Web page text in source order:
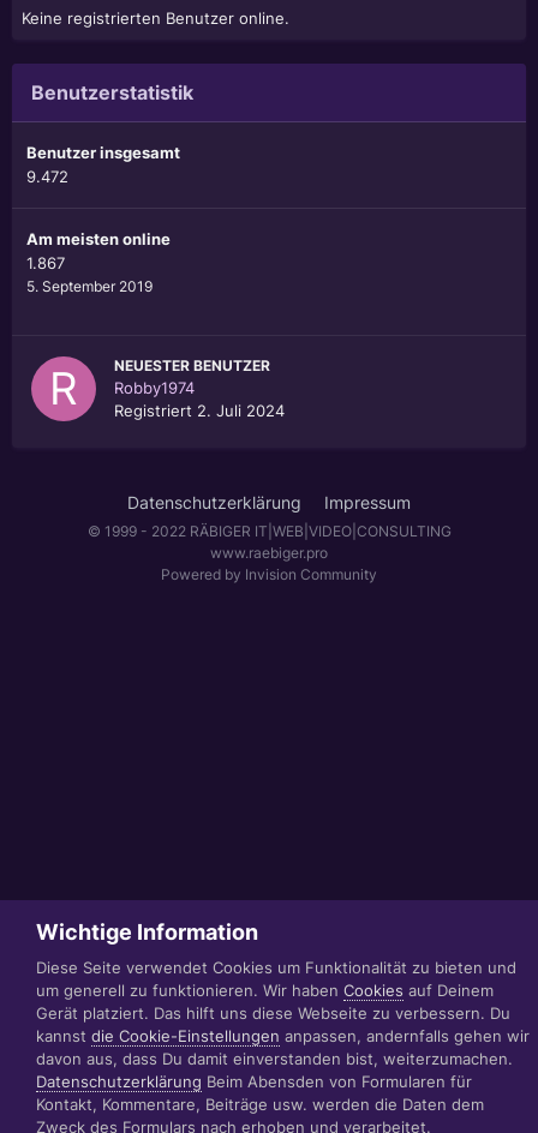
Keine registrierten Benutzer online.
Benutzerstatistik
Benutzer insgesamt
9.472
Am meisten online
1.867
5. September 2019
NEUESTER BENUTZER
Robby1974
Registriert 2. Juli 2024
Datenschutzerklärung Impressum
© 1999 - 2022 RÄBIGER IT|WEB|VIDEO|CONSULTING
www.raebiger.pro
Powered by Invision Community
Wichtige Information
Diese Seite verwendet Cookies um Funktionalität zu bieten und
um generell zu funktionieren. Wir haben Cookies auf Deinem
Gerät platziert. Das hilft uns diese Webseite zu verbessern. Du
kannst die Cookie-Einstellungen anpassen, andernfalls gehen wir
davon aus, dass Du damit einverstanden bist, weiterzumachen.
Datenschutzerklärung Beim Abensden von Formularen für
Kontakt, Kommentare, Beiträge usw. werden die Daten dem
Zweck des Formulars nach erhoben und verarbeitet.